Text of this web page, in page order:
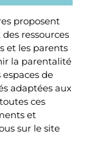
proposent
ressources
et les parents
la parentalité
de
adaptées aux
ces
et
sur le site